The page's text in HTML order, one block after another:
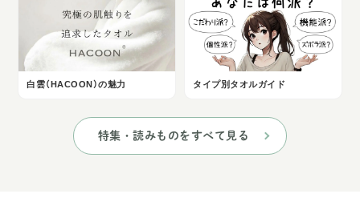
白雲（HACOON）の魅力 タイプ別タオルガイド
特集・読みものをすべて見る